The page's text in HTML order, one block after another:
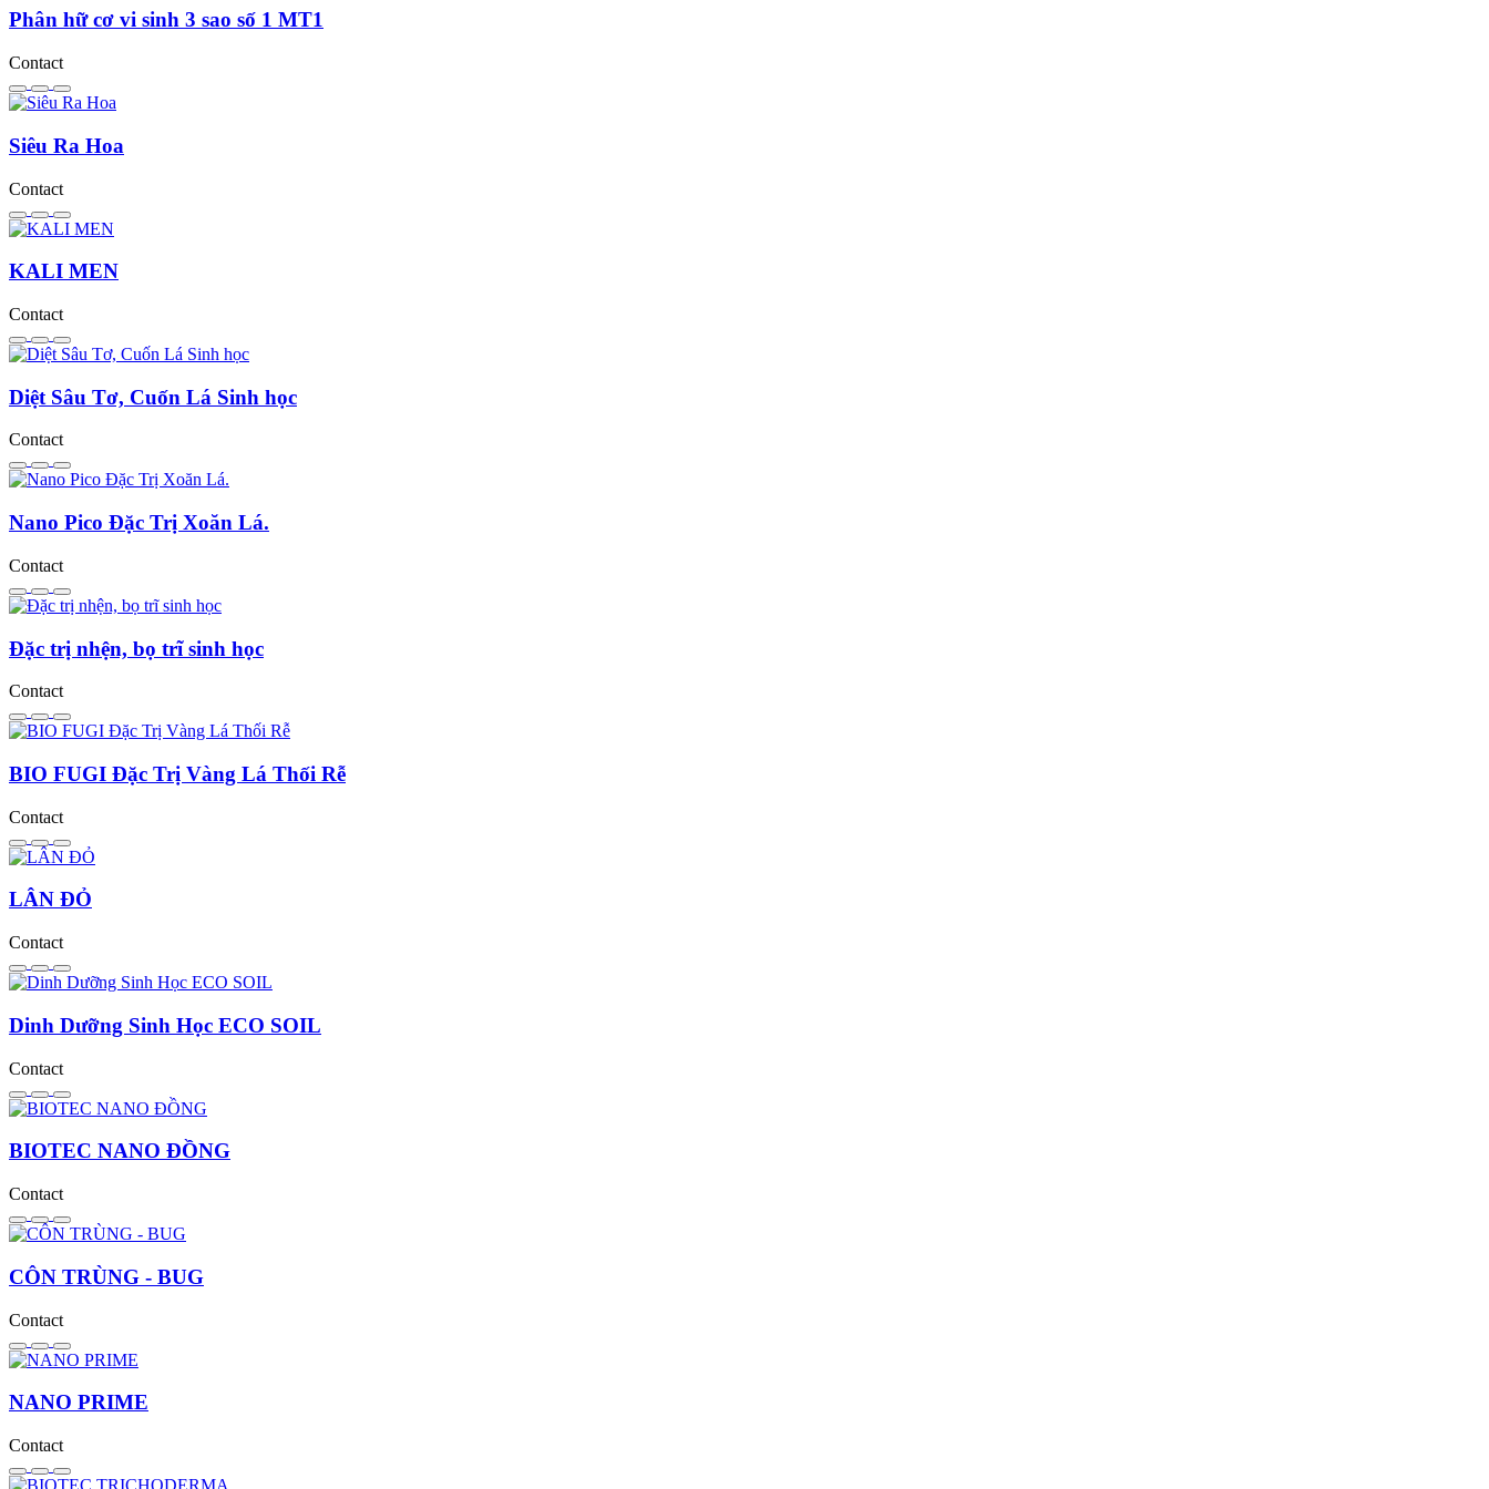
Phân hữ cơ vi sinh 3 sao số 1 MT1
Contact
Siêu Ra Hoa
Contact
KALI MEN
Contact
Diệt Sâu Tơ, Cuốn Lá Sinh học
Contact
Nano Pico Đặc Trị Xoăn Lá.
Contact
Đặc trị nhện, bọ trĩ sinh học
Contact
BIO FUGI Đặc Trị Vàng Lá Thối Rễ
Contact
LÂN ĐỎ
Contact
Dinh Dưỡng Sinh Học ECO SOIL
Contact
BIOTEC NANO ĐỒNG
Contact
CÔN TRÙNG - BUG
Contact
NANO PRIME
Contact